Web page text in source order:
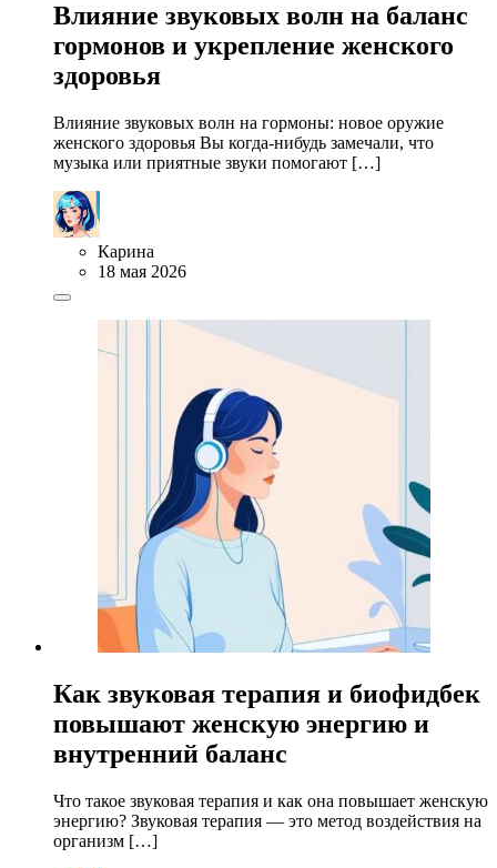
Влияние звуковых волн на баланс
гормонов и укрепление женского
здоровья
Влияние звуковых волн на гормоны: новое оружие
женского здоровья Вы когда-нибудь замечали, что
музыка или приятные звуки помогают […]
Карина
18 мая 2026
Как звуковая терапия и биофидбек
повышают женскую энергию и
внутренний баланс
Что такое звуковая терапия и как она повышает женскую
энергию? Звуковая терапия — это метод воздействия на
организм […]